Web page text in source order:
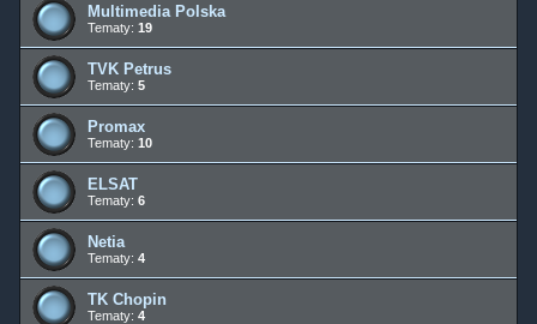
Multimedia Polska
Tematy: 19
TVK Petrus
Tematy: 5
Promax
Tematy: 10
ELSAT
Tematy: 6
Netia
Tematy: 4
TK Chopin
Tematy: 4